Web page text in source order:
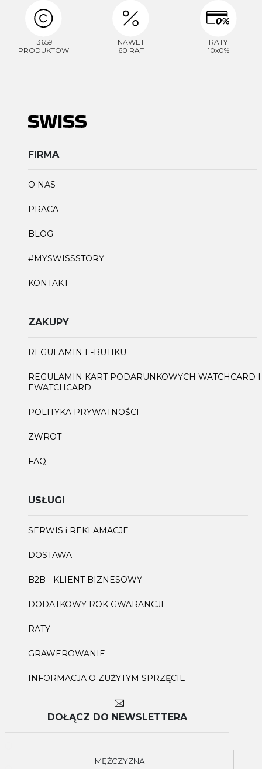
13659
PRODUKTÓW
NAWET
60 RAT
RATY
10x0%
FIRMA
O NAS
PRACA
BLOG
#MYSWISSSTORY
KONTAKT
ZAKUPY
REGULAMIN E-BUTIKU
REGULAMIN KART PODARUNKOWYCH WATCHCARD I
EWATCHCARD
POLITYKA PRYWATNOŚCI
ZWROT
FAQ
USŁUGI
SERWIS i REKLAMACJE
DOSTAWA
B2B - KLIENT BIZNESOWY
DODATKOWY ROK GWARANCJI
RATY
GRAWEROWANIE
INFORMACJA O ZUŻYTYM SPRZĘCIE
DOŁĄCZ DO NEWSLETTERA
MĘŻCZYZNA